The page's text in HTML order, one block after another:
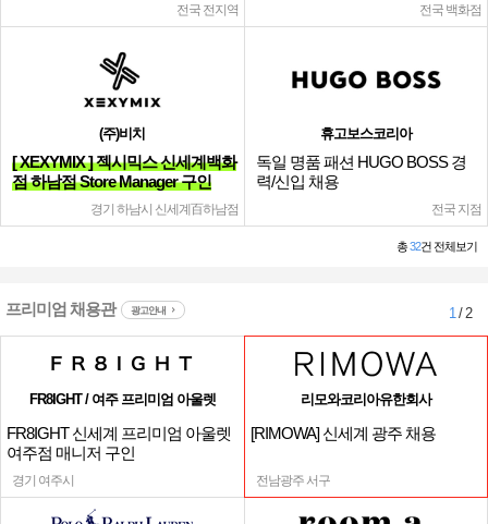
전국 전지역 전국 백화점
(주)비치
[ XEXYMIX ] 젝시믹스 신세계백화
점 하남점 Store Manager 구인
경기 하남시 신세계百하남점
휴고보스코리아
독일 명품 패션 HUGO BOSS 경
력/신입 채용
전국 지점
총32건 전체보기
프리미엄 채용관 광고안내 1/ 2
FR8IGHT / 여주 프리미엄 아울렛
FR8IGHT 신세계 프리미엄 아울렛
여주점 매니저 구인
경기 여주시
리모와코리아유한회사
[RIMOWA] 신세계 광주 채용
전남광주 서구